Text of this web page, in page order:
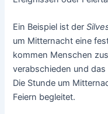
Ein Beispiel ist der
um Mitternacht eine
kommen Menschen
verabschieden und
Die Stunde um
Feiern begleitet.